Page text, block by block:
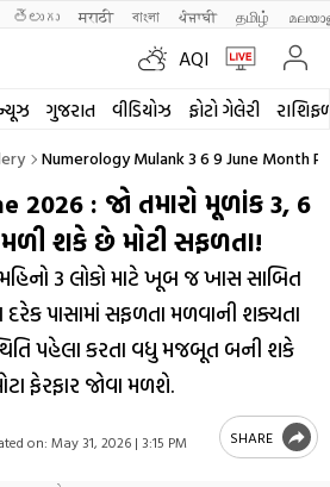
తెలుగు मराठी বাংলা ਪੰਜਾਬੀ தமிழ்
AQI
ગુજરાત વીડિયોઝ ફોટો ગેલેરી
Numerology Mulank 3 6 9 June Month
2026 : જો તમારો મૂળાંક 3, 6
શકે છે મોટી સફળતા!
3 લોકો માટે ખૂબ જ ખાસ સાબિત
પાસામાં સફળતા મળવાની શક્યતા
પહેલા કરતા વધુ મજબૂત બની શકે
ફેરફાર જોવા મળશે.
on: May 31, 2026 | 3:15 PM SHARE